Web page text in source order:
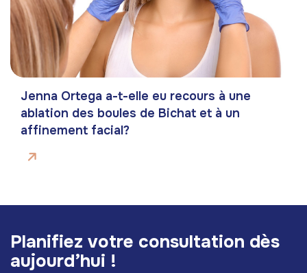
Jenna Ortega a-t-elle eu recours à une
ablation des boules de Bichat et à un
affinement facial?
Planifiez votre consultation dès
aujourd’hui !